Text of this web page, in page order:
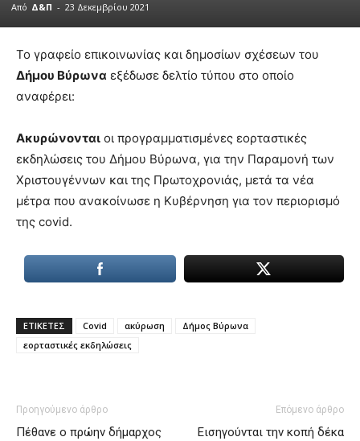
Από Δ&Π - 23 Δεκεμβρίου 2021
lesbians
very
cam
xxx
brandi
teaches
you
the
porn
Το γραφείο επικοινωνίας και δημοσίων σχέσεων του
Δήμου Βύρωνα εξέδωσε δελτίο τύπου στο οποίο
αναφέρει:
Ακυρώνονται οι προγραμματισμένες εορταστικές
εκδηλώσεις του Δήμου Βύρωνα, για την Παραμονή των
Χριστουγέννων και της Πρωτοχρονιάς, μετά τα νέα
μέτρα που ανακοίνωσε η Κυβέρνηση για τον περιορισμό
της covid.
ΕΤΙΚΕΤΕΣ Covid ακύρωση
Δήμος Βύρωνα
εορταστικές εκδηλώσεις
Προηγούμενο άρθρο
Πέθανε ο πρώην δήμαρχος
Επόμενο άρθρο
Εισηγούνται την κοπή δέκα